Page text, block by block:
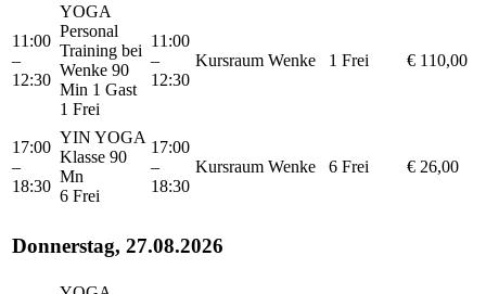
11:00
–
12:30
YOGA
Personal
Training bei
Wenke 90
Min 1 Gast
1 Frei
11:00
–
12:30
Kursraum Wenke 1 Frei € 110,00
17:00
–
18:30
YIN YOGA
Klasse 90
Mn
6 Frei
17:00
–
18:30
Kursraum Wenke 6 Frei € 26,00
Donnerstag, 27.08.2026